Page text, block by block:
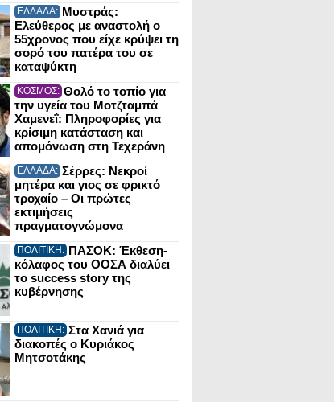
ΕΛΛΑΔΑ: Μυστράς:
Ελεύθερος με αναστολή ο
55χρονος που είχε κρύψει τη
σορό του πατέρα του σε
καταψύκτη
ΚΟΣΜΟΣ: Θολό το τοπίο για
την υγεία του Μοτζταμπά
Χαμενεΐ: Πληροφορίες για
κρίσιμη κατάσταση και
απομόνωση στη Τεχεράνη
ΕΛΛΑΔΑ: Σέρρες: Νεκροί
μητέρα και γιος σε φρικτό
τροχαίο – Οι πρώτες
εκτιμήσεις
πραγματογνώμονα
ΠΟΛΙΤΙΚΗ: ΠΑΣΟΚ: Έκθεση-
κόλαφος του ΟΟΣΑ διαλύει
το success story της
κυβέρνησης
ΠΟΛΙΤΙΚΗ: Στα Χανιά για
διακοπές ο Κυριάκος
Μητσοτάκης